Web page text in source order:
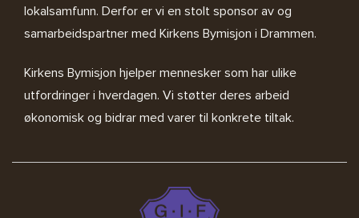
lokalsamfunn. Derfor er vi en stolt sponsor av og
samarbeidspartner med Kirkens Bymisjon i Drammen.
Kirkens Bymisjon hjelper mennesker som har ulike
utfordringer i hverdagen. Vi støtter deres arbeid
økonomisk og bidrar med varer til konkrete tiltak.